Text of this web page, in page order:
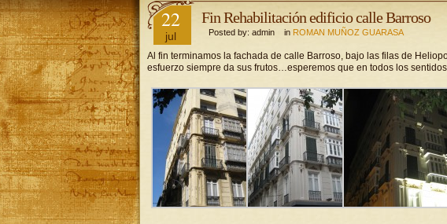
22
jul
Fin Rehabilitación edificio calle Barroso
Posted by: admin in ROMAN MUÑOZ GUARASA
Al fin terminamos la fachada de calle Barroso, bajo las filas de
esfuerzo siempre da sus frutos…esperemos que en todos los